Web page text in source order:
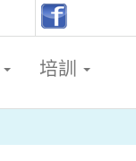
培訓